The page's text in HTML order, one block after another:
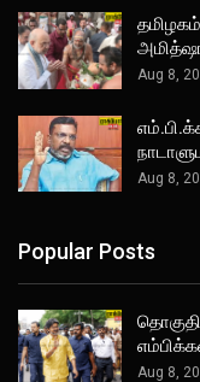
Aug 8,
Aug 8,
Popular Posts
Aug 8,